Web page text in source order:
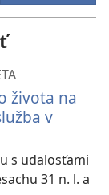
života na
v
s udalosťami
31 n. l. a